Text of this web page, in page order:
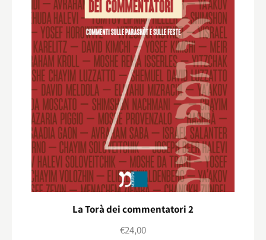
La Torà dei commentatori 2
€24,00